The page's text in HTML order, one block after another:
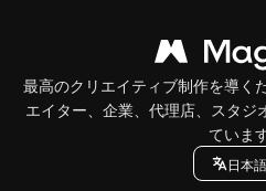
最高のクリエイティブ制作を導く
エイター、企業、代理店、スタジ
ていま
日本語